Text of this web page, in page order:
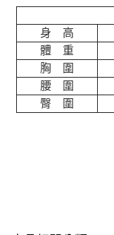
身 高
體 重
胸 圍
腰 圍
臀 圍